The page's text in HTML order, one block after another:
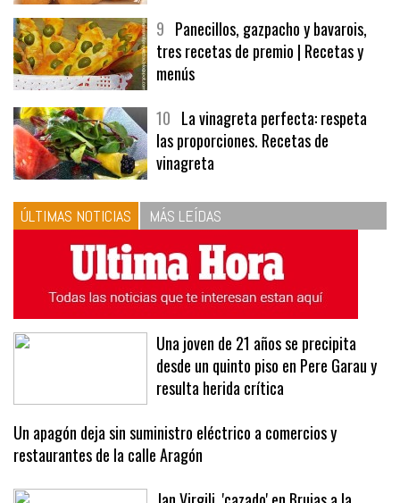
9Panecillos, gazpacho y bavarois,
tres recetas de premio | Recetas y
menús
10La vinagreta perfecta: respeta
las proporciones. Recetas de
vinagreta
ÚLTIMAS NOTICIAS MÁS LEÍDAS
Una joven de 21 años se precipita
desde un quinto piso en Pere Garau y
resulta herida crítica
Un apagón deja sin suministro eléctrico a comercios y
restaurantes de la calle Aragón